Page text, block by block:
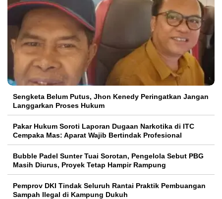
Sengketa Belum Putus, Jhon Kenedy Peringatkan Jangan
Langgarkan Proses Hukum
Pakar Hukum Soroti Laporan Dugaan Narkotika di ITC
Cempaka Mas: Aparat Wajib Bertindak Profesional
Bubble Padel Sunter Tuai Sorotan, Pengelola Sebut PBG
Masih Diurus, Proyek Tetap Hampir Rampung
Pemprov DKI Tindak Seluruh Rantai Praktik Pembuangan
Sampah Ilegal di Kampung Dukuh